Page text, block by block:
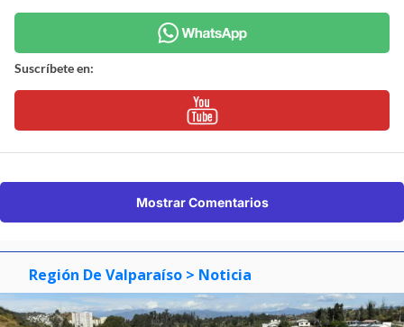
Suscríbete en:
Mostrar Comentarios
Región De Valparaíso > Noticia